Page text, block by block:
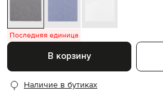
Последняя единица
В корзину
Наличие в бутиках